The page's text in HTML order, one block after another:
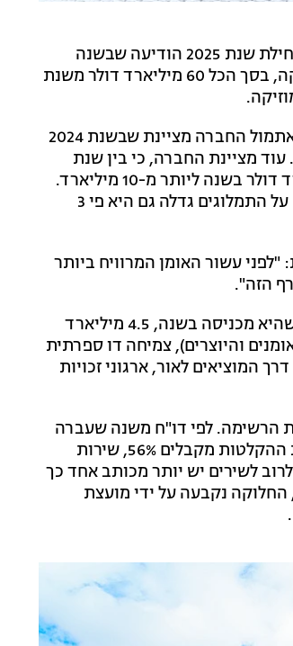
שירות סטרימינג המוזיקה בתשלום הגדול בעולם, בתחילת שנת 2025 הודיעה שבשנה
החולפת היא שילמה סכום שיא של כ-10 מיליארד דולר לתעשיית המוזיקה, בסך הכל 60 מיליארד דולר משנת
", שפורסם אתמול החברה מציינת שבשנת 2024
עוד מציינת החברה, כי בין שנת
2014 ל-2024 התשלומים שלהם לתעשיית המוזיקה גדלו פי 10, ממיליארד דולר בשנה ליותר מ-10 מיליארד.
הם מסבירים את הסיבה לצמיחה הזו כי "כמות האומנים מקבלים תשלום על התמלוגים גדלה גם היא פי 3
עשור האומן המרוויח ביותר
אלו אמנם חדשות טובות, אבל יש גם חסרונות. מתוך 20 מיליארד דולר שהיא מכניסה בשנה, 4.5 מיליארד
והיוצרים), צמיחה דו ספרתית
השירים, דרך המוציאים לאור, ארגוני זכויות
הרשימה. לפי דו"ח משנה שעברה
של חברת שיווק מלונדון חלוקת הכסף הולכת כך: המפיץ, האומן וחברת ההקלטות מקבלים 56%, שירות
לאור וכותבי השירים מקבלים רק 14%, וכיום לרוב לשירים יש יותר מכותב אחד כך
נקבעה על ידי מועצת